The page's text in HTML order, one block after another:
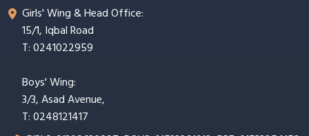
Girls' Wing & Head Office:
15/1, Iqbal Road
T: 0241022959
Boys' Wing:
3/3, Asad Avenue,
T: 0248121417